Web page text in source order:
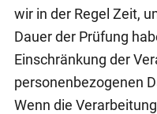
wir in der Regel Zeit,
Dauer der Prüfung
Einschränkung der
personenbezogenen
Wenn die